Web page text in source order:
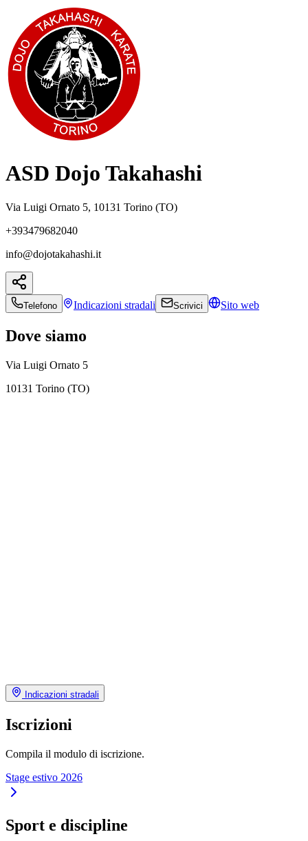
ASD Dojo Takahashi
Via Luigi Ornato 5, 10131 Torino (TO)
+393479682040
info@dojotakahashi.it
Telefono Indicazioni stradali Scrivici Sito web
Dove siamo
Via Luigi Ornato 5
10131 Torino (TO)
Indicazioni stradali
Iscrizioni
Compila il modulo di iscrizione.
Stage estivo 2026
Sport e discipline